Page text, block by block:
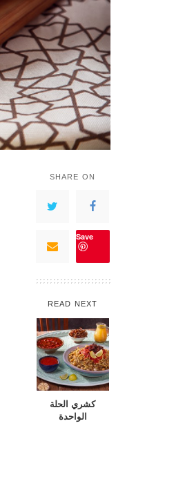
SHARE ON
Save
READ NEXT
كشري الحلة
الواحدة